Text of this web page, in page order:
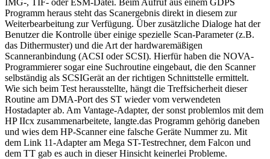
Programm heraus steht das Scanergebnis direkt in diesem zur
Weiterbearbeitung zur Verfügung. Über zusätzliche Dialoge hat der
Benutzer die Kontrolle über einige spezielle Scan-Parameter (z.B.
das Dithermuster) und die Art der hardwaremäßigen
Scanneranbindung (ACSI oder SCSI). Hierfür haben die NOVA-
Programmierer sogar eine Suchroutine eingebaut, die den Scanner
selbständig als SCSIGerät an der richtigen Schnittstelle ermittelt.
Wie sich beim Test herausstellte, hängt die Treffsicherheit dieser
Routine am DMA-Port des ST wieder vom verwendeten
Hostadapter ab. Am Vantage-Adapter, der sonst problemlos mit dem
HP IIcx zusammenarbeitete, langte.das Programm gehörig daneben
und wies dem HP-Scanner eine falsche Geräte Nummer zu. Mit
dem Link 11-Adapter am Mega ST-Testrechner, dem Falcon und
dem TT gab es auch in dieser Hinsicht keinerlei Probleme.